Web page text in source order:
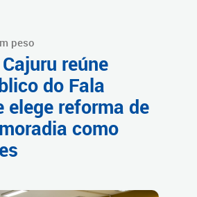
peso
reúne
do Fala
elege reforma de
como